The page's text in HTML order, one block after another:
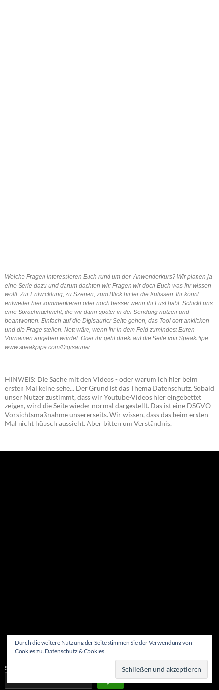
Welche Fragen interessieren Euch rund um den Anwenderkurs? Wir planen ja
eine Serie dazu und darum dachten wir: Fragen wir doch Euch was Ihr wissen
wollt. Zur Entwicklung, zu Szenen, zum Blick hinter die Kulissen. Ihr könnt
entweder hier kommentieren oder noch besser wenn ihr Lust habt: Schickt uns
eine Sprachnachricht, die wir dann später in der Sendung nutzen und
beantworten. Einfach auf die Digisaurier Seite gehen, das Tool dort anklicken
und die Frage stellen. Nett wäre, wenn Ihr in dem Feld zumindest Euren
Vornamen angeben würdet. Oder ihr geht direkt auf die Seite von SpeakPipe:
www.speakpipe.com/Digisaurier
HINWEIS: Die Sache mit den Videos - oder warum ich hier beim
ersten Mal keine sehe... Der Grund ist das Thema Datenschutz. Sobald
unser Nutzer zustimmt, dass wir Youtube-Videos hier eingebettet
zeigen, wird die Seite wieder normal dargestellt. Das ist eine DSGVO-
Vorsichtsmaßnahme unsererseits. Wir wissen, dass das beim ersten
Mal nicht hübsch aussieht. Aber bitten um Verständnis.
Suchen
Durch die weitere Nutzung der Seite stimmen Sie der Verwendung von
Cookies zu. Datenschutz & Cookies